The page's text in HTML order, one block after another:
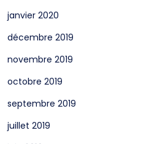
janvier 2020
décembre 2019
novembre 2019
octobre 2019
septembre 2019
juillet 2019